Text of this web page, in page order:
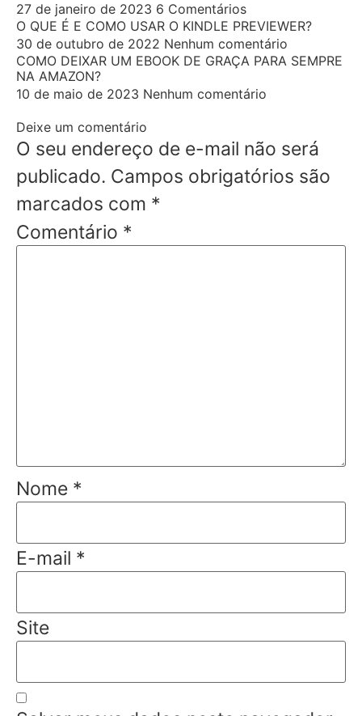
27 de janeiro de 2023 6 Comentários
O QUE É E COMO USAR O KINDLE PREVIEWER?
30 de outubro de 2022 Nenhum comentário
COMO DEIXAR UM EBOOK DE GRAÇA PARA SEMPRE
NA AMAZON?
10 de maio de 2023 Nenhum comentário
Deixe um comentário
O seu endereço de e-mail não será
publicado. Campos obrigatórios são
marcados com *
Comentário *
Nome *
E-mail *
Site